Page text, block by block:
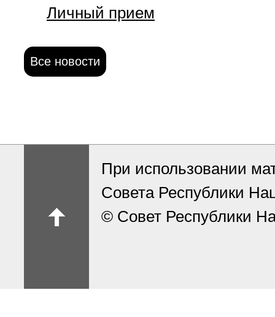
Личный прием
Все новости
При использовании
Совета Республики
© Совет Республики